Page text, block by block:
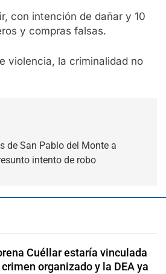
con intención de dañar y 10
y compras falsas.
violencia, la criminalidad no
de San Pablo del Monte a
intento de robo
Cuéllar estaría vinculada
organizado y la DEA ya